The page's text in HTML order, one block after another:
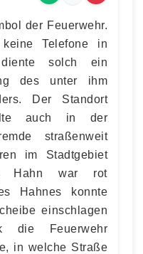
der Feuerwehr.
Telefone in
diente solch ein
des unter ihm
Der Standort
auch in der
straßenweit
im Stadtgebiet
Hahn war rot
Hahnes konnte
einschlagen
die Feuerwehr
in welche Straße